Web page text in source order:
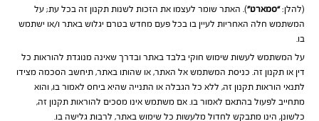
(להלן:“סמארט”). האתר שומר לעצמו את הזכות לשנות תקנון זה בכל עת; על
המשתמש חלה האחריות לעיין בו בכל פעם מחדש בטרם יגלוש באתר ו/או ישתמש
בו.
על המשתמש לעשות שימוש חוקי בלבד באתר ובדרך שאינה מנוגדת להוראות כל
דין או תקנון זה. כניסת המשתמש אל האתר, או שהותו באתר, תיחשב הסכמה מצידו
לתנאי הוראות תקנון זה, ללא כל הגבלה או התנייה שהיא ביחס לאמור בו, והוא
מתחייב לפעול בהתאם לאמור בו. אם משתמש אינו מסכים להוראות תקנון זה,
כלשונן, הינו מתבקש לחדול מלעשות כל שימוש באתר, לרבות גלישה בו.